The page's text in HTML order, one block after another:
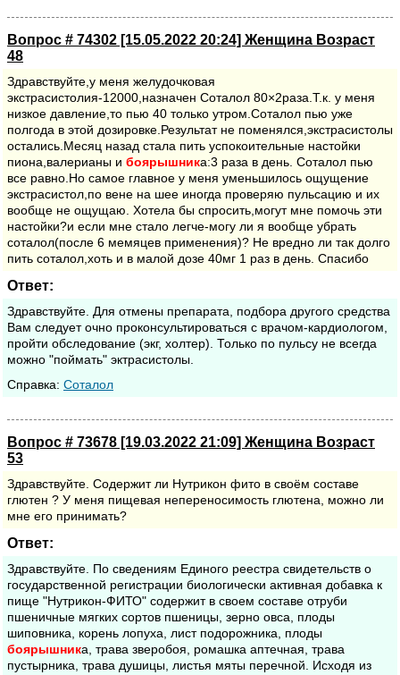
Вопрос # 74302 [15.05.2022 20:24] Женщина Возраст
48
Здравствуйте,у меня желудочковая
экстрасистолия-12000,назначен Соталол 80×2раза.Т.к. у меня
низкое давление,то пью 40 только утром.Соталол пью уже
полгода в этой дозировке.Результат не поменялся,экстрасистолы
остались.Месяц назад стала пить успокоительные настойки
пиона,валерианы и боярышника:3 раза в день. Соталол пью
все равно.Но самое главное у меня уменьшилось ощущение
экстрасистол,по вене на шее иногда проверяю пульсацию и их
вообще не ощущаю. Хотела бы спросить,могут мне помочь эти
настойки?и если мне стало легче-могу ли я вообще убрать
соталол(после 6 мемяцев применения)? Не вредно ли так долго
пить соталол,хоть и в малой дозе 40мг 1 раз в день. Спасибо
Ответ:
Здравствуйте. Для отмены препарата, подбора другого средства
Вам следует очно проконсультироваться с врачом-кардиологом,
пройти обследование (экг, холтер). Только по пульсу не всегда
можно "поймать" эктрасистолы.
Cправка: Соталол
Вопрос # 73678 [19.03.2022 21:09] Женщина Возраст
53
Здравствуйте. Содержит ли Нутрикон фито в своём составе
глютен ? У меня пищевая непереносимость глютена, можно ли
мне его принимать?
Ответ:
Здравствуйте. По сведениям Единого реестра свидетельств о
государственной регистрации биологически активная добавка к
пище "Нутрикон-ФИТО" содержит в своем составе отруби
пшеничные мягких сортов пшеницы, зерно овса, плоды
шиповника, корень лопуха, лист подорожника, плоды
боярышника, трава зверобоя, ромашка аптечная, трава
пустырника, трава душицы, листья мяты перечной. Исходя из